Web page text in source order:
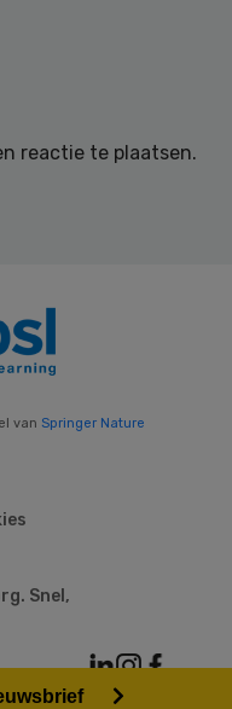
reactie te plaatsen.
van Springer Nature
Snel,